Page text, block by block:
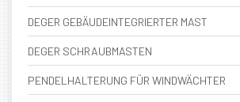
DEGER GEBÄUDEINTEGRIERTER MAST
DEGER SCHRAUBMASTEN
PENDELHALTERUNG FÜR WINDWÄCHTER